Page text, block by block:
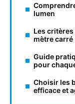
lumen
Les
mètre carré
Guide
pour
Choisir les
efficace et